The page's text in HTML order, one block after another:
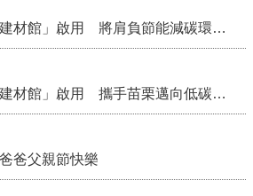
冠軍建材「近零展望建材館」啟用 將肩負節能減碳環境教育重任
冠軍建材「近零展望建材館」啟用 攜手苗栗邁向低碳建築新未來
爸父親節快樂